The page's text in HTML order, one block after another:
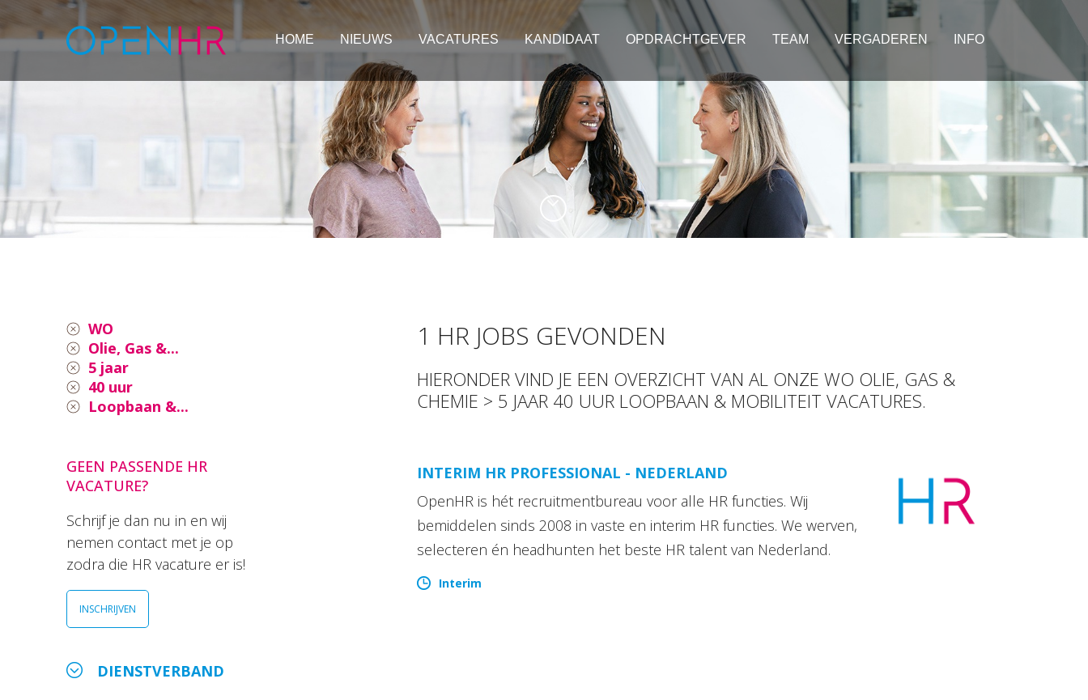
HOME NIEUWS VACATURES KANDIDAAT OPDRACHTGEVER TEAM VERGADEREN INFO
WO
Olie, Gas &...
5 jaar
40 uur
Loopbaan &...
GEEN PASSENDE HR
VACATURE?
Schrijf je dan nu in en wij
nemen contact met je op
zodra die HR vacature er is!
INSCHRIJVEN
DIENSTVERBAND
1 HR JOBS GEVONDEN
HIERONDER VIND JE EEN OVERZICHT VAN AL ONZE WO OLIE, GAS &
CHEMIE > 5 JAAR 40 UUR LOOPBAAN & MOBILITEIT VACATURES.
INTERIM HR PROFESSIONAL - NEDERLAND
OpenHR is hét recruitmentbureau voor alle HR functies. Wij
bemiddelen sinds 2008 in vaste en interim HR functies. We werven,
selecteren én headhunten het beste HR talent van Nederland.
Interim